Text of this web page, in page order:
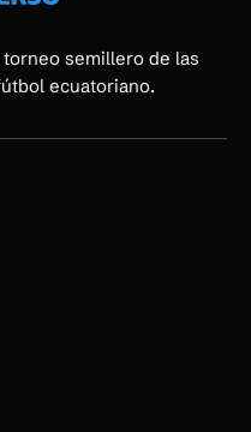
semillero de las
ecuatoriano.